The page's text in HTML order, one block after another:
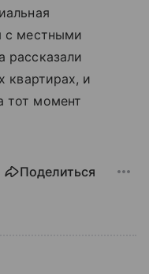
с местными
рассказали
квартирах, и
тот момент
Поделиться